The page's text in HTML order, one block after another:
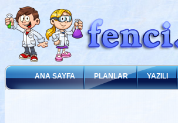
ANA SAYFA PLANLAR YAZILI